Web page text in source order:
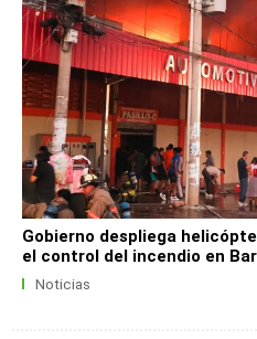
Gobierno despliega
el control del incendio en
Noticias